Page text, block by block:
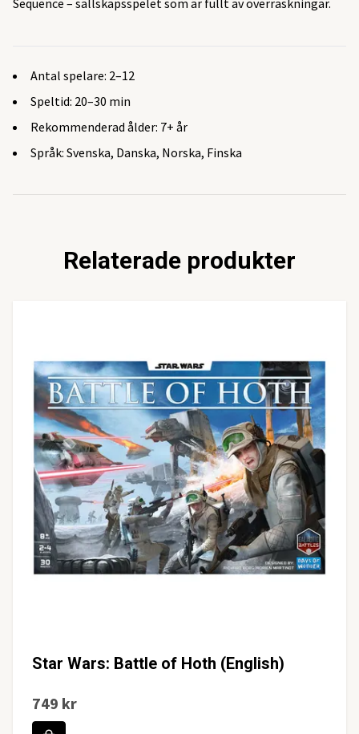
Sequence – sällskapsspelet som är fullt av överraskningar.
Antal spelare: 2–12
Speltid: 20–30 min
Rekommenderad ålder: 7+ år
Språk: Svenska, Danska, Norska, Finska
Relaterade produkter
Star Wars: Battle of Hoth (English)
749 kr